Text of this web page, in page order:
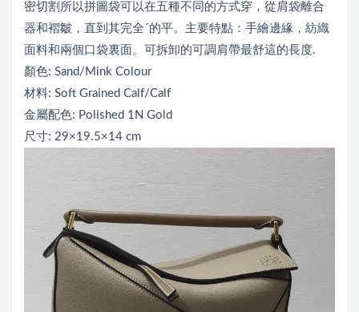
密切割所以拼圖袋可以在五種不同的方式穿，從肩袋離合
器和褶皺，直到其完全´的平。主要特點：手繪邊緣，紡織
面料和兩個口袋裏面。可拆卸的可調肩帶最舒這的長度.
顏色: Sand/Mink Colour
材料: Soft Grained Calf/Calf
金屬配色: Polished 1N Gold
尺寸: 29×19.5×14 cm